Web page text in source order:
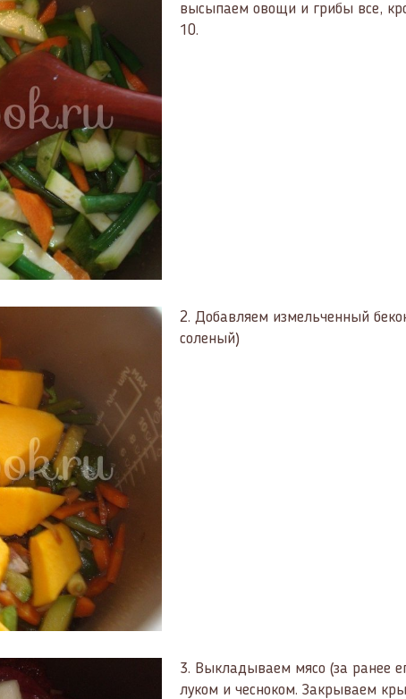
высыпаем овощи и грибы все,
10.
2. Добавляем измельченный
соленый)
3. Выкладываем мясо (за ранее
луком и чесноком. Закрываем